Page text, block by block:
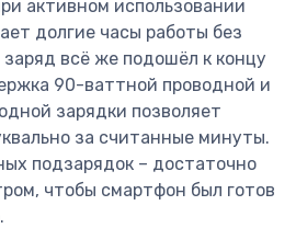
активном использовании
долгие часы работы без
всё же подошёл к концу
90-ваттной проводной и
зарядки позволяет
за считанные минуты.
подзарядок – достаточно
чтобы смартфон был готов